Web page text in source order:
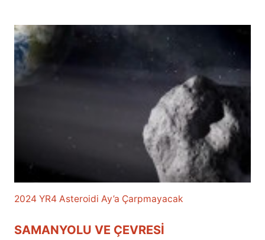
2024 YR4 Asteroidi Ay’a Çarpmayacak
SAMANYOLU VE ÇEVRESI